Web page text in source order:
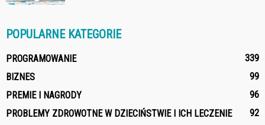
POPULARNE KATEGORIE
PROGRAMOWANIE
339
BIZNES
99
PREMIE I NAGRODY
96
PROBLEMY ZDROWOTNE W DZIECIŃSTWIE I ICH LECZENIE
92